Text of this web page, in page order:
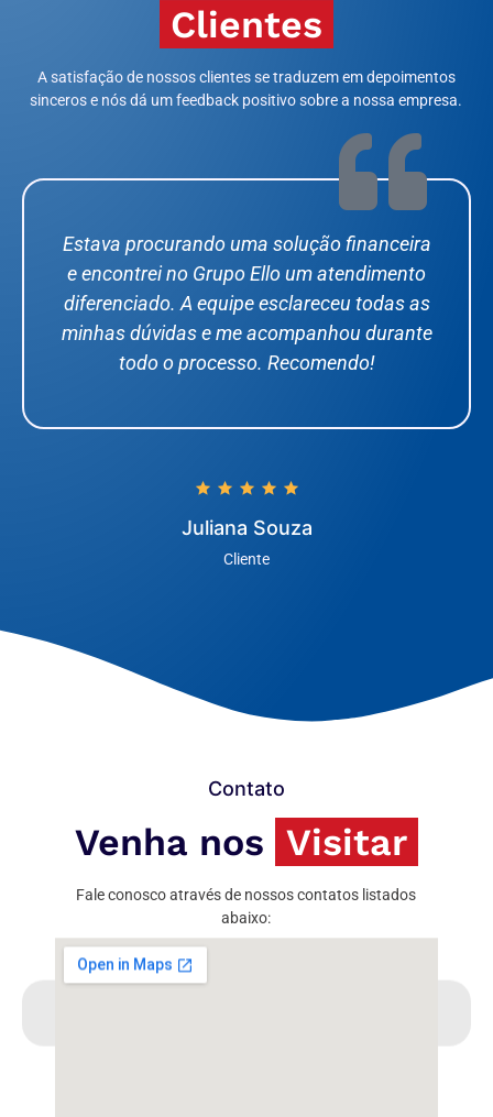
Clientes
A satisfação de nossos clientes se traduzem em depoimentos
sinceros e nós dá um feedback positivo sobre a nossa empresa.
Roberto Almeida
Cliente
Excelente experiência. Consegui resolver
tudo com praticidade e segurança. Gostei
muito da forma como o Grupo Ello reúne
diferentes soluções em um só lugar,
facilitando a vida do cliente
Contato
Venha nos Visitar
Fale conosco através de nossos contatos listados
abaixo: